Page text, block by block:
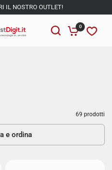
IL NOSTRO OUTLET!
0
69 prodotti
e ordina